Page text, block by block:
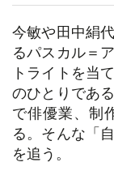
今敏や田中絹
るパスカル＝
トライトを当
のひとりであ
で俳優業、制
る。そんな「
を追う。